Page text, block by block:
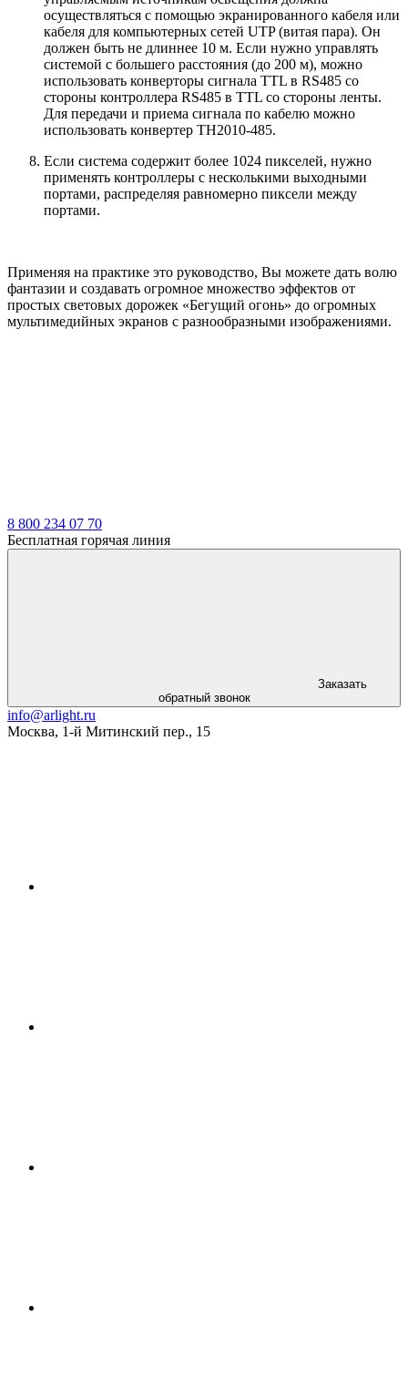
осуществляться с помощью экранированного кабеля или
кабеля для компьютерных сетей UTP (витая пара). Он
должен быть не длиннее 10 м. Если нужно управлять
системой с большего расстояния (до 200 м), можно
использовать конверторы сигнала TTL в RS485 со
стороны контроллера RS485 в TTL со стороны ленты.
Для передачи и приема сигнала по кабелю можно
использовать конвертер TH2010-485.
Если система содержит более 1024 пикселей, нужно
применять контроллеры с несколькими выходными
портами, распределяя равномерно пиксели между
портами.
Применяя на практике это руководство, Вы можете дать волю
фантазии и создавать огромное множество эффектов от
простых световых дорожек «Бегущий огонь» до огромных
мультимедийных экранов с разнообразными изображениями.
8 800 234 07 70
Бесплатная горячая линия
Заказать
обратный звонок
info@arlight.ru
Москва, 1-й Митинский пер., 15